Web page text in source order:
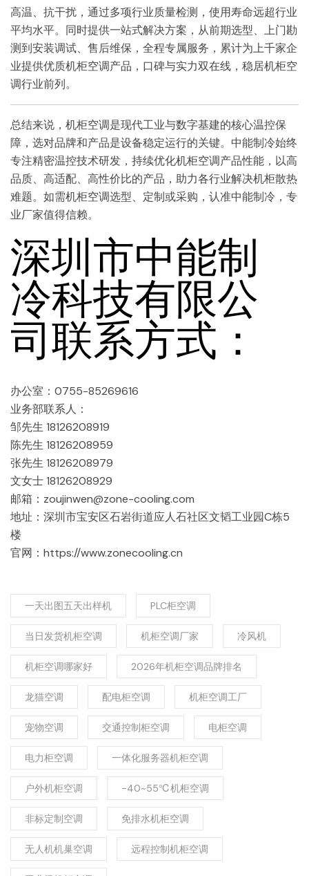
高温、抗干扰，通过多项行业质量检测，使用寿命远超行业
平均水平。同时提供一站式解决方案，从前期选型、上门勘
测到安装调试、售后维保，全程专属服务，累计为上千家企
业提供优质机柜空调产品，口碑与实力双在线，稳居机柜空
调行业前列。
总结来说，机柜空调是现代工业与数字基建的核心温控保
障，选对品牌和产品是设备稳定运行的关键。中能制冷始终
专注精密温控技术研发，持续优化机柜空调产品性能，以高
品质、高适配、高性价比的产品，助力各行业解决机柜散热
难题。如需机柜空调选型、定制或采购，认准中能制冷，专
业厂家值得信赖。
深圳市中能制
冷科技有限公
司联系方式：
办公室：0755-85269616
业务部联系人：
邹先生 18126208919
陈先生 18126208959
张先生 18126208979
文女士 18126208929
邮箱：zoujinwen@zone-cooling.com
地址：深圳市宝安区石岩街道应人石社区文韬工业园C栋5
楼
官网：https://www.zonecooling.cn
一天出图五天出样机 PLC柜空调
当日发货机柜空调 机柜空调厂家 冷风机
机柜空调哪家好 2026年机柜空调品牌排名
龙猫空调 配电柜空调 机柜空调工厂
宠物空调 交通控制柜空调 电柜空调
电力柜空调 一体化服务器机柜空调
户外机柜空调 -40~55℃机柜空调
非标定制空调 免排水机柜空调
无人机机巢空调 远程控制机柜空调